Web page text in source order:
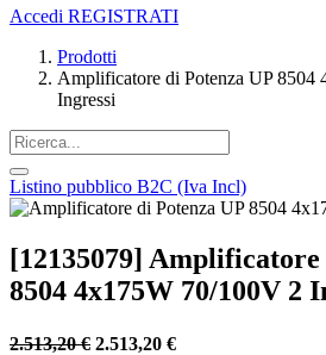
Accedi REGISTRATI
Prodotti
Amplificatore di Potenza UP 8504
Ingressi
Listino pubblico B2C (Iva Incl)
[12135079]
8504 4x175W 70/100V 2
2.513,20€ 2.513,20 €